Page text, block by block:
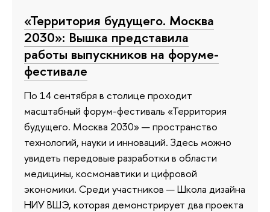
«Территория будущего. Москва
2030»: Вышка представила
работы выпускников на форуме-
фестивале
По 14 сентября в столице проходит
масштабный форум-фестиваль «Территория
будущего. Москва 2030» — пространство
технологий, науки и инноваций. Здесь можно
увидеть передовые разработки в области
медицины, космонавтики и цифровой
экономики. Среди участников — Школа дизайна
НИУ ВШЭ, которая демонстрирует два проекта